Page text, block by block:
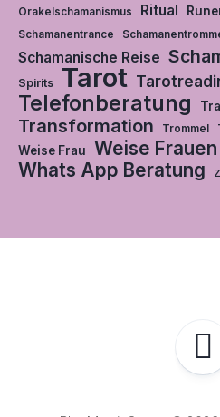
Orakelschamanismus Ritual
Schamanentrance
Schamanische Reise
Spirits Tarot
Telefonberatung
Transformation Trommel
Weise Frau Weise Frauen
Whats App Beratung